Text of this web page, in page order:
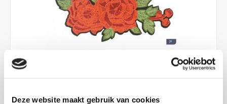
Deze website maakt gebruik van cookies
DIRECT LEVERBAAR